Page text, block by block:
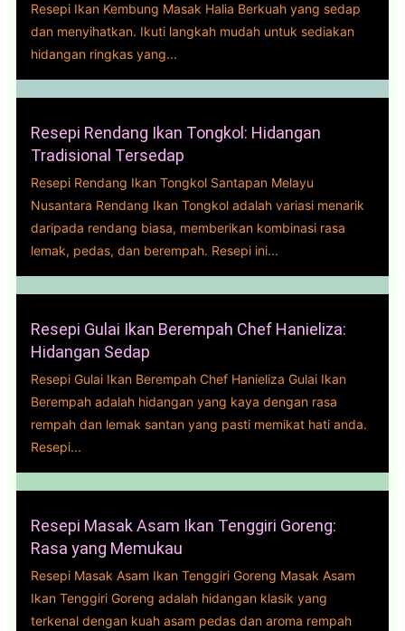
Resepi Ikan Kembung Masak Halia Berkuah yang sedap
dan menyihatkan. Ikuti langkah mudah untuk sediakan
hidangan ringkas yang...
Resepi Rendang Ikan Tongkol: Hidangan
Tradisional Tersedap
Resepi Rendang Ikan Tongkol Santapan Melayu
Nusantara Rendang Ikan Tongkol adalah variasi menarik
daripada rendang biasa, memberikan kombinasi rasa
lemak, pedas, dan berempah. Resepi ini...
Resepi Gulai Ikan Berempah Chef Hanieliza:
Hidangan Sedap
Resepi Gulai Ikan Berempah Chef Hanieliza Gulai Ikan
Berempah adalah hidangan yang kaya dengan rasa
rempah dan lemak santan yang pasti memikat hati anda.
Resepi...
Resepi Masak Asam Ikan Tenggiri Goreng:
Rasa yang Memukau
Resepi Masak Asam Ikan Tenggiri Goreng Masak Asam
Ikan Tenggiri Goreng adalah hidangan klasik yang
terkenal dengan kuah asam pedas dan aroma rempah